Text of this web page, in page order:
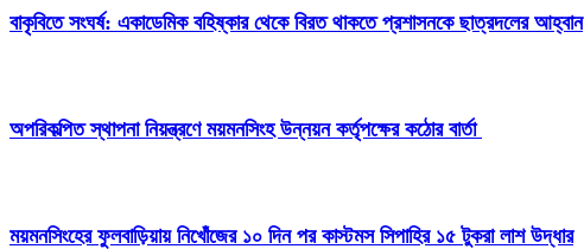
বাকৃবিতে সংঘর্ষ: একাডেমিক বহিষ্কার থেকে বিরত থাকতে প্রশাসনকে ছাত্রদলের আহ্বান
অপরিকল্পিত স্থাপনা নিয়ন্ত্রণে ময়মনসিংহ উন্নয়ন কর্তৃপক্ষের কঠোর বার্তা
ময়মনসিংহের ফুলবাড়িয়ায় নিখোঁজের ১০ দিন পর কাস্টমস সিপাহির ১৫ টুকরা লাশ উদ্ধার